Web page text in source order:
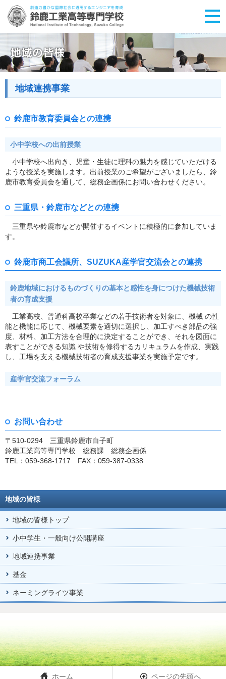
地域連携事業
鈴鹿市教育委員会との連携
小中学校への出前授業
小中学校へ出向き、児童・生徒に理科の魅力を感じていただける
ような授業を実施します。出前授業のご希望がございましたら、鈴
鹿市教育委員会を通して、総務企画係にお問い合わせください。
三重県・鈴鹿市などとの連携
三重県や鈴鹿市などが開催するイベントに積極的に参加していま
す。
鈴鹿市商工会議所、SUZUKA産学官交流会との連携
鈴鹿地域におけるものづくりの基本と感性を身につけた機械技術
者の育成支援
工業高校、普通科高校卒業などの若手技術者を対象に、機械 の性
能と機能に応じて、機械要素を適切に選択し、加工すべき部品の強
度、材料、加工方法を合理的に決定することができ、それを図面に
表すことができる知識 や技術を修得するカリキュラムを作成、実践
し、工場を支える機械技術者の育成支援事業を実施予定です。
産学官交流フォーラム
お問い合わせ
〒510-0294 三重県鈴鹿市白子町
鈴鹿工業高等専門学校 総務課 総務企画係
TEL：059-368-1717 FAX：059-387-0338
地域の皆様
地域の皆様トップ
小中学生・一般向け公開講座
地域連携事業
基金
ネーミングライツ事業
ホーム ページの先頭へ